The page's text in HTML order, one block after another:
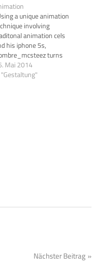
a unique animation
involving
animation cels
his iphone 5s,
turns
life into an odd
infested cartoon
Mai 2014
"Gestaltung"
Nächster Beitrag